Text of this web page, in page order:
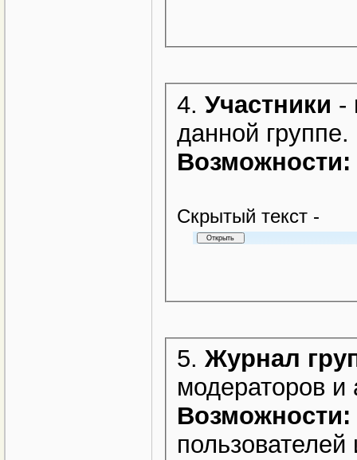
4. Участники -
данной группе.
Возможности:
Cкрытый текст -
5. Журнал
модераторов и
Возможности: